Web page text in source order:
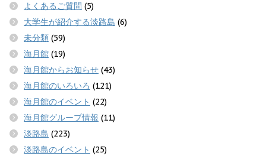
よくあるご質問 (5)
大学生が紹介する淡路島 (6)
未分類 (59)
海月館 (19)
海月館からお知らせ (43)
海月館のいろいろ (121)
海月館のイベント (22)
海月館グループ情報 (11)
淡路島 (223)
淡路島のイベント (25)